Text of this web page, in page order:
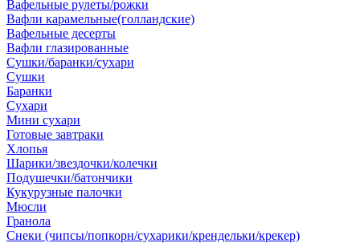
Вафельные рулеты/рожки
Вафли карамельные(голландские)
Вафельные десерты
Вафли глазированные
Сушки/баранки/сухари
Сушки
Баранки
Сухари
Мини сухари
Готовые завтраки
Хлопья
Шарики/звездочки/колечки
Подушечки/батончики
Кукурузные палочки
Мюсли
Гранола
Снеки (чипсы/попкорн/сухарики/крендельки/крекер)